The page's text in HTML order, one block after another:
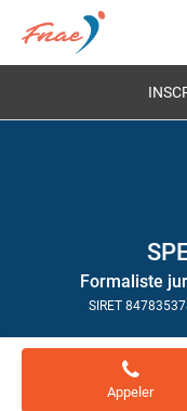
Formaliste
SIRET
Appeler